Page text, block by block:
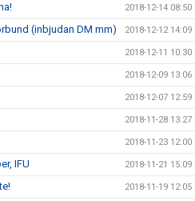
2018-12-14 08:50
(inbjudan DM mm) 2018-12-12 14:09
2018-12-11 10:30
2018-12-09 13:06
2018-12-07 12:59
2018-11-28 13:27
2018-11-23 12:00
IFU 2018-11-21 15:09
2018-11-19 12:05